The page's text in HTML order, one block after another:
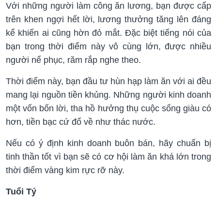
Với những người làm công ăn lương, bạn được cấp
trên khen ngợi hết lời, lương thưởng tăng lên đáng
kể khiến ai cũng hờn đỏ mắt. Đặc biệt tiếng nói của
bạn trong thời điểm này vô cùng lớn, được nhiều
người nể phục, răm rắp nghe theo.
Thời điểm này, bạn đầu tư hùn hạp làm ăn với ai đều
mang lại nguồn tiền khủng. Những người kinh doanh
một vốn bốn lời, tha hồ hưởng thụ cuộc sống giàu có
hơn, tiền bạc cứ đổ về như thác nước.
Nếu có ý định kinh doanh buôn bán, hãy chuẩn bị
tinh thần tốt vì bạn sẽ có cơ hội làm ăn khá lớn trong
thời điểm vàng kim rực rỡ này.
Tuổi Tý